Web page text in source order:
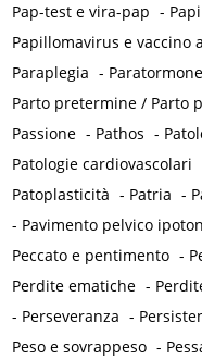
Pap-test e vira-pap -
Papillomavirus e vaccino
Paraplegia - Paratormone
Parto pretermine / Parto
Passione - Pathos -
Patologie cardiovascolari
Patoplasticità - Patria -
- Pavimento pelvico
Peccato e pentimento -
Perdite ematiche -
- Perseveranza -
Peso e sovrappeso -